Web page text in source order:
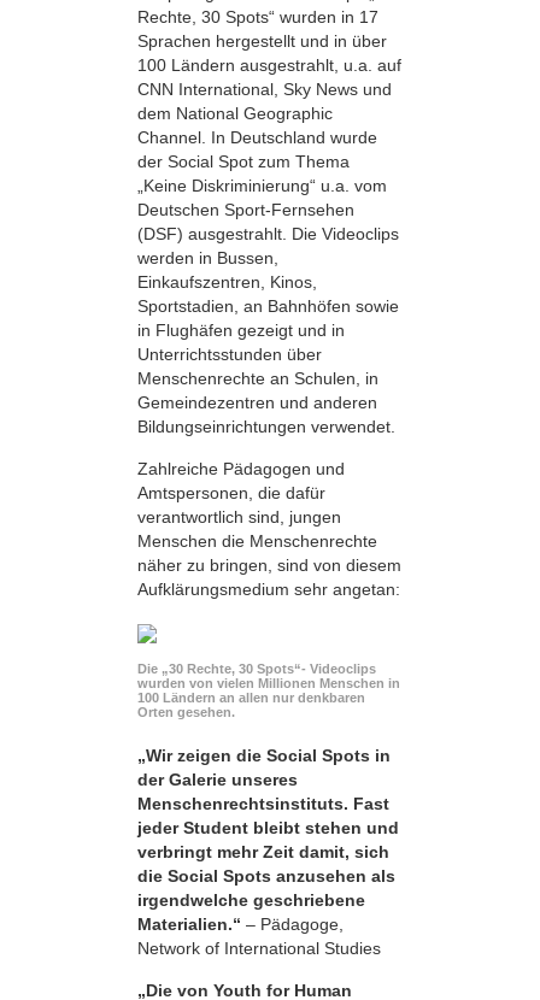
Rechte, 30 Spots“ wurden in 17
Sprachen hergestellt und in über
100 Ländern ausgestrahlt, u.a. auf
CNN International, Sky News und
dem National Geographic
Channel. In Deutschland wurde
der Social Spot zum Thema
„Keine Diskriminierung“ u.a. vom
Deutschen Sport-Fernsehen
(DSF) ausgestrahlt. Die Videoclips
werden in Bussen,
Einkaufszentren, Kinos,
Sportstadien, an Bahnhöfen sowie
in Flughäfen gezeigt und in
Unterrichtsstunden über
Menschenrechte an Schulen, in
Gemeindezentren und anderen
Bildungseinrichtungen verwendet.
Zahlreiche Pädagogen und
Amtspersonen, die dafür
verantwortlich sind, jungen
Menschen die Menschenrechte
näher zu bringen, sind von diesem
Aufklärungsmedium sehr angetan:
Die „30 Rechte, 30 Spots“- Videoclips
wurden von vielen Millionen Menschen in
100 Ländern an allen nur denkbaren
Orten gesehen.
„Wir zeigen die Social Spots in
der Galerie unseres
Menschenrechtsinstituts. Fast
jeder Student bleibt stehen und
verbringt mehr Zeit damit, sich
die Social Spots anzusehen als
irgendwelche geschriebene
Materialien.“ – Pädagoge,
Network of International Studies
„Die von Youth for Human